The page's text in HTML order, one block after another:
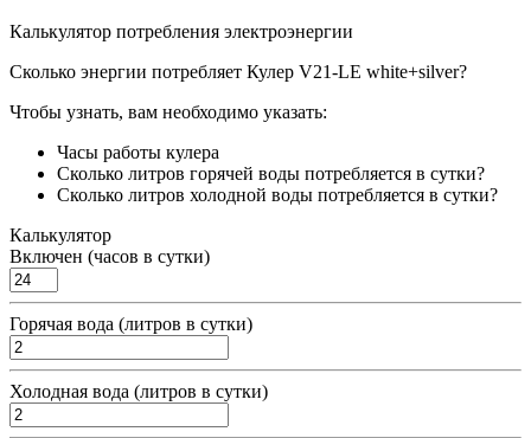
Калькулятор потребления электроэнергии
Сколько энергии потребляет Кулер V21-LE white+silver?
Чтобы узнать, вам необходимо указать:
Часы работы кулера
Сколько литров горячей воды потребляется в сутки?
Сколько литров холодной воды потребляется в сутки?
Калькулятор
Включен (часов в сутки)
Горячая вода (литров в сутки)
Холодная вода (литров в сутки)